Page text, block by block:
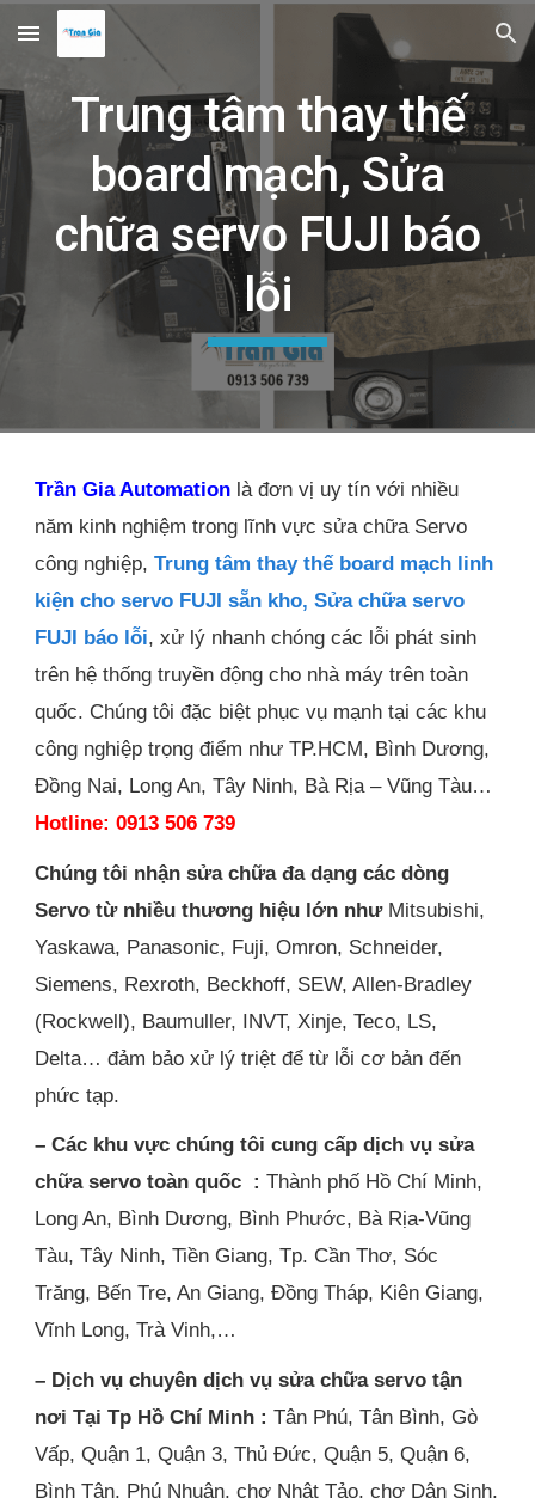
Skip to main content Skip to navigation
Trung tâm thay thế
board mạch, Sửa
chữa servo FUJI báo
lỗi
Trần Gia Automation là đơn vị uy tín với nhiều
năm kinh nghiệm trong lĩnh vực sửa chữa Servo
công nghiệp,Trung tâm thay thế board mạch linh
kiện cho servo FUJI sẵn kho, Sửa chữa servo
FUJI báo lỗi, xử lý nhanh chóng các lỗi phát sinh
trên hệ thống truyền động cho nhà máy trên toàn
quốc. Chúng tôi đặc biệt phục vụ mạnh tại các khu
công nghiệp trọng điểm như TP.HCM, Bình Dương,
Đồng Nai, Long An, Tây Ninh, Bà Rịa – Vũng Tàu…
Hotline: 0913 506 739
Chúng tôi nhận sửa chữa đa dạng các dòng
Servo từ nhiều thương hiệu lớn nhưMitsubishi,
Yaskawa, Panasonic, Fuji, Omron, Schneider,
Siemens, Rexroth, Beckhoff, SEW, Allen-Bradley
(Rockwell), Baumuller, INVT, Xinje, Teco, LS,
Delta… đảm bảo xử lý triệt để từ lỗi cơ bản đến
phức tạp.
– Các khu vực chúng tôi cung cấp dịch vụ sửa
chữa servo toàn quốc : Thành phố Hồ Chí Minh,
Long An, Bình Dương, Bình Phước, Bà Rịa-Vũng
Tàu, Tây Ninh, Tiền Giang, Tp. Cần Thơ, Sóc
Trăng, Bến Tre, An Giang, Đồng Tháp, Kiên Giang,
Vĩnh Long, Trà Vinh,…
– Dịch vụ chuyên dịch vụ sửa chữa servo tận
nơi Tại Tp Hồ Chí Minh : Tân Phú, Tân Bình, Gò
Vấp, Quận 1, Quận 3, Thủ Đức, Quận 5, Quận 6,
Bình Tân, Phú Nhuận, chợ Nhật Tảo, chợ Dân Sinh,